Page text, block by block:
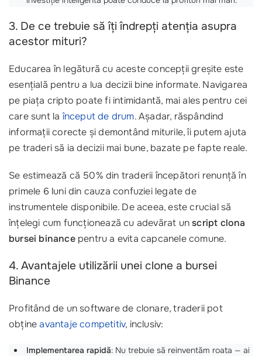
3. De ce trebuie să îți îndrepți atenția asupra
acestor mituri?
Educarea în legătură cu aceste concepții greșite este
esențială pentru a lua decizii bine informate. Navigarea
pe piața cripto poate fi intimidantă, mai ales pentru cei
care sunt laînceput de drum. Așadar, răspândind
informații corecte și demontând miturile, îi putem ajuta
pe traderi să ia decizii mai bune, bazate pe fapte reale.
Se estimează că 50% din traderii începători renunță în
primele 6 luni din cauza confuziei legate de
instrumentele disponibile. De aceea, este crucial să
înțelegi cum funcționează cu adevărat unscript clona
bursei binancepentru a evita capcanele comune.
4. Avantajele utilizării unei clone a bursei
Binance
Profitând de un software de clonare, traderii pot
obțineavantaje competitiv, inclusiv:
Implementarea rapidă: Nu trebuie să reinventăm roata — ai